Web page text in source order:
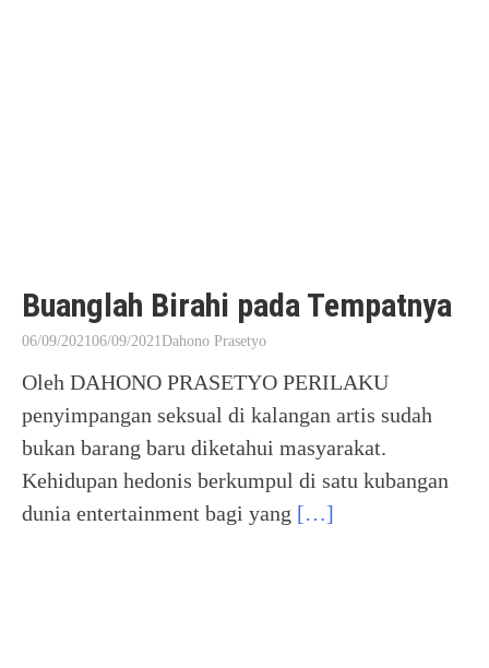
Buanglah Birahi pada Tempatnya
06/09/202106/09/2021Dahono Prasetyo
Oleh DAHONO PRASETYO PERILAKU
penyimpangan seksual di kalangan artis sudah
bukan barang baru diketahui masyarakat.
Kehidupan hedonis berkumpul di satu kubangan
dunia entertainment bagi yang […]